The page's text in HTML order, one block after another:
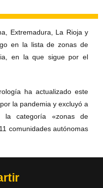
Extremadura, La Rioja y
en la lista de zonas de
en la que sigue por el
ha actualizado este
la pandemia y excluyó a
la categoría «zonas de
comunidades autónomas